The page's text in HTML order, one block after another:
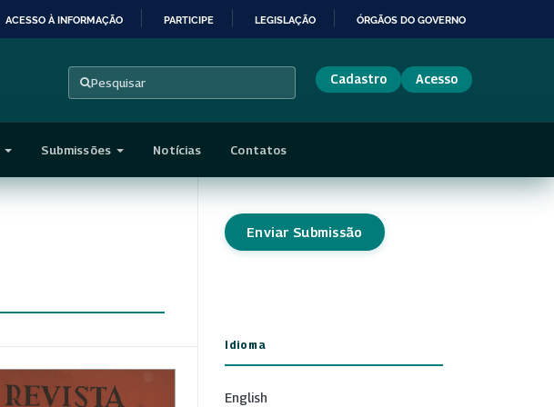
ACESSO À INFORMAÇÃO PARTICIPE LEGISLAÇÃO ÓRGÃOS DO GOVERNO
Pesquisar Cadastro Acesso
Submissões Notícias Contatos
Enviar Submissão
Idioma
English